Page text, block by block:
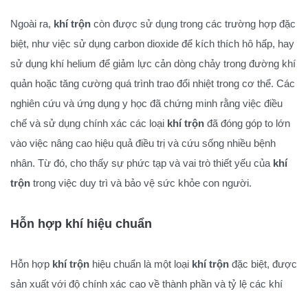
Ngoài ra, khí trộn còn được sử dụng trong các trường hợp đặc
biệt, như việc sử dụng carbon dioxide để kích thích hô hấp, hay
sử dụng khí helium để giảm lực cản dòng chảy trong đường khí
quản hoặc tăng cường quá trình trao đổi nhiệt trong cơ thể. Các
nghiên cứu và ứng dụng y học đã chứng minh rằng việc điều
chế và sử dụng chính xác các loại khí trộn đã đóng góp to lớn
vào việc nâng cao hiệu quả điều trị và cứu sống nhiều bệnh
nhân. Từ đó, cho thấy sự phức tạp và vai trò thiết yếu của khí
trộn trong việc duy trì và bảo vệ sức khỏe con người.
Hỗn hợp khí hiệu chuẩn
Hỗn hợp khí trộn hiệu chuẩn là một loại khí trộn đặc biệt, được
sản xuất với độ chính xác cao về thành phần và tỷ lệ các khí